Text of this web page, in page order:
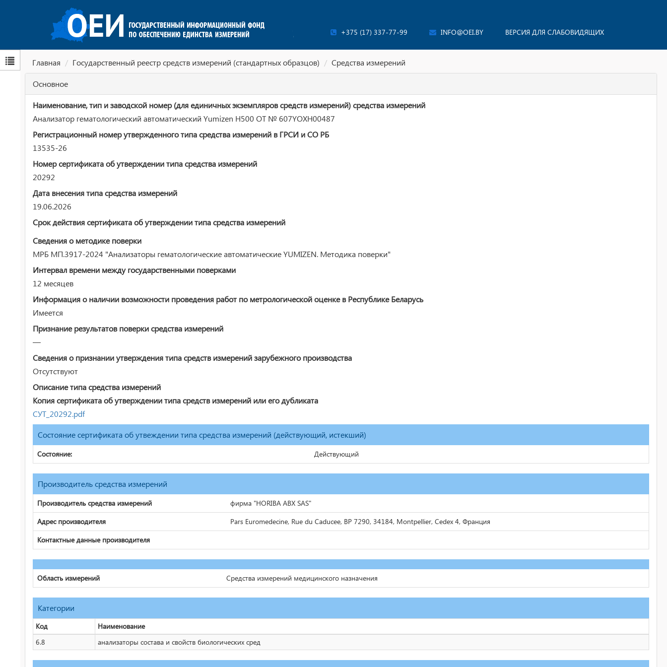
+375 (17) 337-77-99 INFO@OEI.BY ВЕРСИЯ ДЛЯ СЛАБОВИДЯЩИХ
Главная Государственный реестр средств измерений (стандартных образцов) Средства измерений
Основное
Наименование, тип и заводской номер (для единичных экземпляров средств измерений) средства измерений
Анализатор гематологический автоматический Yumizen H500 OT № 607YOXH00487
Регистрационный номер утвержденного типа средства измерений в ГРСИ и СО РБ
13535-26
Номер сертификата об утверждении типа средства измерений
20292
Дата внесения типа средства измерений
19.06.2026
Срок действия сертификата об утверждении типа средства измерений
Сведения о методике поверки
МРБ МП.3917-2024 "Анализаторы гематологические автоматические YUMIZEN. Методика поверки"
Интервал времени между государственными поверками
12 месяцев
Информация о наличии возможности проведения работ по метрологической оценке в Республике Беларусь
Имеется
Признание результатов поверки средства измерений
—
Сведения о признании утверждения типа средств измерений зарубежного производства
Отсутствуют
Описание типа средства измерений
Копия сертификата об утверждении типа средств измерений или его дубликата
СУТ_20292.pdf
Состояние сертификата об утвеждении типа средства измерений (действующий, истекший)
Состояние: Действующий
Производитель средства измерений
Производитель средства измерений
фирма "HORIBA ABX SAS"
Адрес производителя
Pars Euromedecine, Rue du Caducee, BP 7290, 34184, Montpellier, Cedex 4, Франция
Контактные данные производителя
Область измерений Средства измерений медицинского назначения
Категории
Код
Наименование
6.8
анализаторы состава и свойств биологических сред